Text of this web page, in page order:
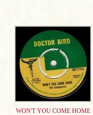
WON'T YOU COME HOME